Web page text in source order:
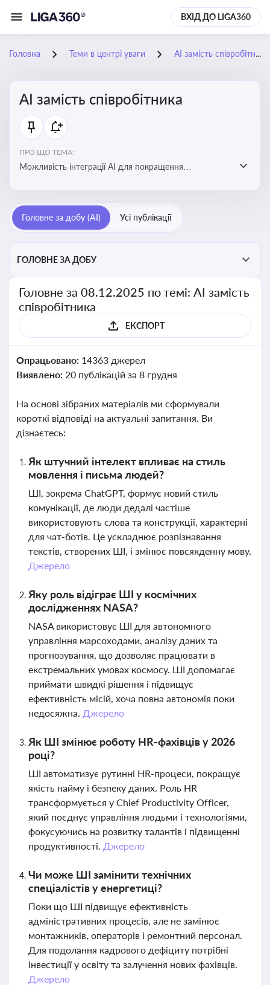
ВХІД ДО LIGA360
Головна Теми в центрі уваги АІ замість співробітника
АІ замість співробітника
ПРО ЩО ТЕМА:
Можливість інтеграції АІ для покращення
Головне за добу (AI) Усі публікації
ГОЛОВНЕ ЗА ДОБУ
Головне за 08.12.2025 по темі: АІ замість
співробітника
ЕКСПОРТ
Опрацьовано: 14363 джерел
Виявлено: 20 публікацій за 8 грудня
На основі зібраних матеріалів ми сформували
короткі відповіді на актуальні запитання. Ви
дізнаєтесь:
Як штучний інтелект впливає на стиль
мовлення і письма людей?
ШІ, зокрема ChatGPT, формує новий стиль
комунікації, де люди дедалі частіше
використовують слова та конструкції, характерні
для чат-ботів. Це ускладнює розпізнавання
текстів, створених ШІ, і змінює повсякденну мову.
Джерело
Яку роль відіграє ШІ у космічних
дослідженнях NASA?
NASA використовує ШІ для автономного
управління марсоходами, аналізу даних та
прогнозування, що дозволяє працювати в
екстремальних умовах космосу. ШІ допомагає
приймати швидкі рішення і підвищує
ефективність місій, хоча повна автономія поки
недосяжна. Джерело
Як ШІ змінює роботу HR-фахівців у 2026
році?
ШІ автоматизує рутинні HR-процеси, покращує
якість найму і безпеку даних. Роль HR
трансформується у Chief Productivity Officer,
який поєднує управління людьми і технологіями,
фокусуючись на розвитку талантів і підвищенні
продуктивності. Джерело
Чи може ШІ замінити технічних
спеціалістів у енергетиці?
Поки що ШІ підвищує ефективність
адміністративних процесів, але не замінює
монтажників, операторів і ремонтний персонал.
Для подолання кадрового дефіциту потрібні
інвестиції у освіту та залучення нових фахівців.
Джерело